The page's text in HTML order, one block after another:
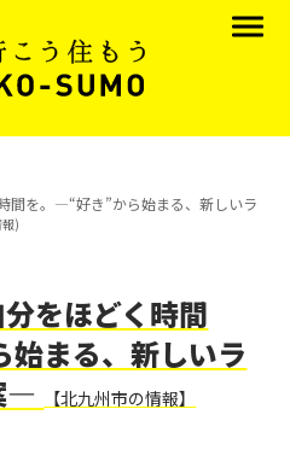
間を。―“好き”から始まる、新しいラ
)
をほどく時間
まる、新しいラ
―
【北九州市の情報】